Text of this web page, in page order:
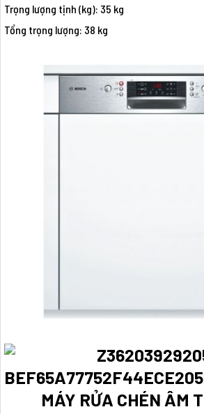
Trọng lượng tịnh (kg): 35 kg
Tổng trọng lượng: 38 kg